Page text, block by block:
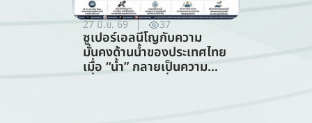
27 มิ.ย. 69 37
ซูเปอร์เอลนีโญกับความ
มั่นคงด้านน้ำของประเทศไทย
เมื่อ “น้ำ” กลายเป็นความ